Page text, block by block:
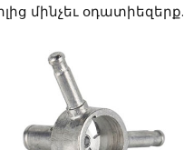
մինչեւ օդատիեզերք.